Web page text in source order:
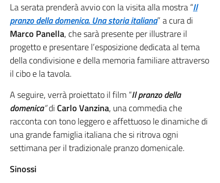
La serata prenderà avvio con la visita alla mostra “Il
pranzo della domenica. Una storia italiana” a cura di
Marco Panella, che sarà presente per illustrare il
progetto e presentare l’esposizione dedicata al tema
della condivisione e della memoria familiare attraverso
il cibo e la tavola.
A seguire, verrà proiettato il film “Il pranzo della
domenica”di Carlo Vanzina, una commedia che
racconta con tono leggero e affettuoso le dinamiche di
una grande famiglia italiana che si ritrova ogni
settimana per il tradizionale pranzo domenicale.
Sinossi